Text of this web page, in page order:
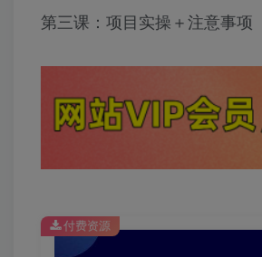
第三课：项目实操＋注意事项
付费资源